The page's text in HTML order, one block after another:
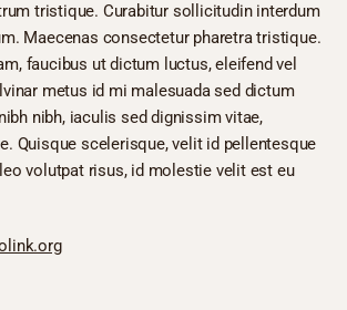
tristique. Curabitur sollicitudin interdum
Maecenas consectetur pharetra tristique.
faucibus ut dictum luctus, eleifend vel
metus id mi malesuada sed dictum
nibh, iaculis sed dignissim vitae,
Quisque scelerisque, velit id pellentesque
volutpat risus, id molestie velit est eu